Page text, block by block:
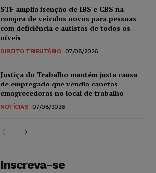
STF amplia isenção de IBS e CBS na
compra de veículos novos para pessoas
com deficiência e autistas de todos os
níveis
DIREITO TRIBUTÁRIO 07/08/2026
Justiça do Trabalho mantém justa causa
de empregado que vendia canetas
emagrecedoras no local de trabalho
NOTÍCIAS 07/08/2026
Inscreva-se